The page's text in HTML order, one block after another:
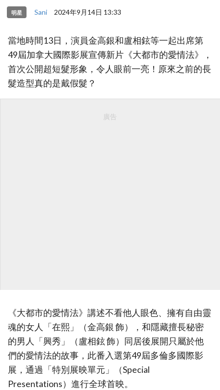
明星 Sani 2024年9月14日 13:33
當地時間13日，演員金高銀和盧相鉉等一起出席第
49屆加拿大國際影展宣傳新片《大都市的愛情法》，
首次公開超短髮形象，令人眼前一亮！原來之前的長
髮造型真的是戴假髮？
廣告
《大都市的愛情法》講述不看他人眼色、擁有自由靈
魂的女人「在熙」（金高銀 飾），和隱藏擅長秘密
的男人「興秀」（盧相鉉 飾）同居後展開只屬於他
們的愛情法的故事，此番入選第49屆多倫多國際影
展，通過「特別展映單元」（Special
Presentations）進行全球首映。